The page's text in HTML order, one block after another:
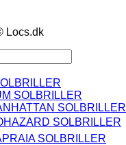
Locs.dk
SOLBRILLER
SOLBRILLER
SOLBRILLER
SOLBRILLER